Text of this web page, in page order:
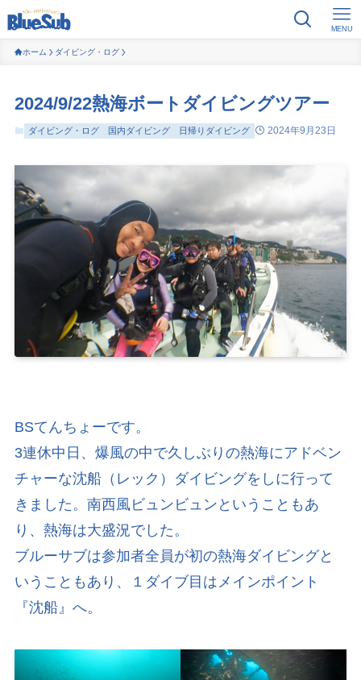
MENU
ホーム ダイビング・ログ
2024/9/22熱海ボートダイビングツアー
ダイビング・ログ 国内ダイビング 日帰りダイビング 2024年9月23日
BSてんちょーです。
3連休中日、爆風の中で久しぶりの熱海にアドベン
チャーな沈船（レック）ダイビングをしに行って
きました。南西風ビュンビュンということもあ
り、熱海は大盛況でした。
ブルーサブは参加者全員が初の熱海ダイビングと
いうこともあり、１ダイブ目はメインポイント
『沈船』へ。